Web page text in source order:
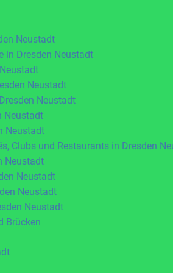
Neustadt
in Dresden Neustadt
Neustadt
Neustadt
Neustadt
Neustadt
Clubs und Restaurants in Dresden
Neustadt
Neustadt
Neustadt
Neustadt
Brücken